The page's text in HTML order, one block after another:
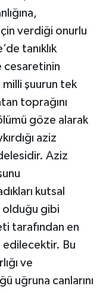
verdiği onurlu
tanıklık
cesaretinin
milli şuurun tek
toprağını
göze alarak
aziz
Aziz
kutsal
olduğu gibi
tarafından en
edilecektir. Bu
ve
uğruna canlarını